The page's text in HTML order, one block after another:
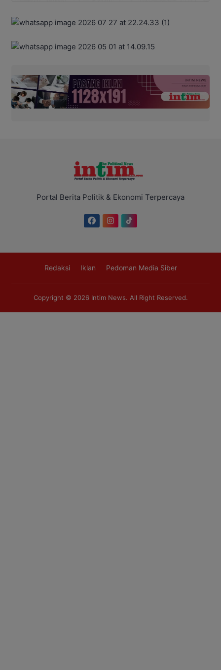
Portal Berita Politik & Ekonomi Terpercaya
Redaksi Iklan Pedoman Media Siber
Copyright © 2026 Intim News. All Right Reserved.